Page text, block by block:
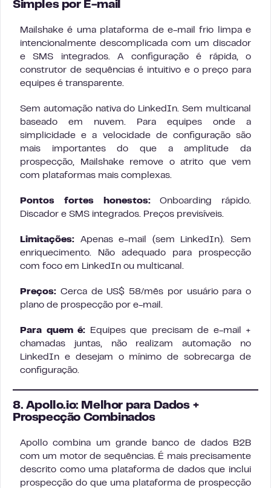
Simples por E-mail
Mailshake é uma plataforma de e-mail frio limpa e
intencionalmente descomplicada com um discador
e SMS integrados. A configuração é rápida, o
construtor de sequências é intuitivo e o preço para
equipes é transparente.
Sem automação nativa do LinkedIn. Sem multicanal
baseado em nuvem. Para equipes onde a
simplicidade e a velocidade de configuração são
mais importantes do que a amplitude da
prospecção, Mailshake remove o atrito que vem
com plataformas mais complexas.
Pontos fortes honestos:Onboarding rápido.
Discador e SMS integrados. Preços previsíveis.
Limitações: Apenas e-mail (sem LinkedIn). Sem
enriquecimento. Não adequado para prospecção
com foco em LinkedIn ou multicanal.
Preços: Cerca de US$ 58/mês por usuário para o
plano de prospecção por e-mail.
Para quem é: Equipes que precisam de e-mail +
chamadas juntas, não realizam automação no
LinkedIn e desejam o mínimo de sobrecarga de
configuração.
8. Apollo.io: Melhor para Dados +
Prospecção Combinados
Apollo combina um grande banco de dados B2B
com um motor de sequências. É mais precisamente
descrito como uma plataforma de dados que inclui
prospecção do que uma plataforma de prospecção